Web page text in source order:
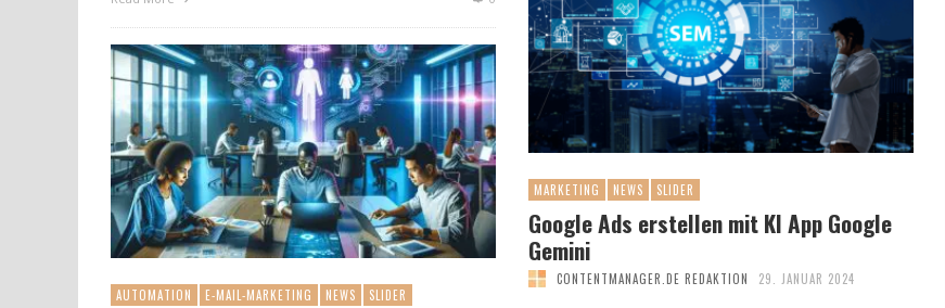
MARKETING NEWS SLIDER
Google Ads erstellen mit KI App Google
Gemini
CONTENTMANAGER.DE REDAKTION 29. JANUAR 2024
AUTOMATION E-MAIL-MARKETING NEWS SLIDER